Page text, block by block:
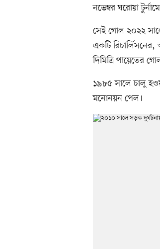
নভেম্বর ঘরোয়া
সেই গোল ২০২২
একটি
দিমিত্রি পায়েতের
১৯৮৫ সালে চালু
মনোনয়ন পেল।